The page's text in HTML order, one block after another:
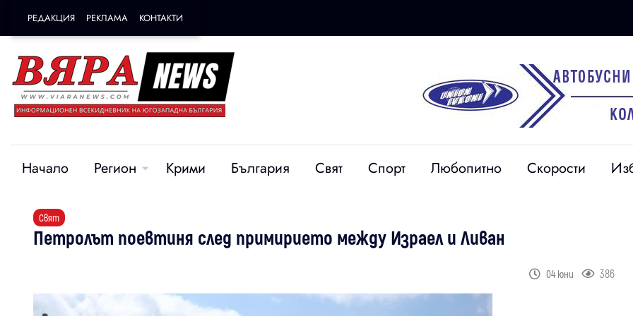
РЕДАКЦИЯ РЕКЛАМА КОНТАКТИ
Начало Регион Крими България Свят Спорт Любопитно Скорости
Свят
Петролът поевтиня след примирието между Израел и Ливан
04 юни 386